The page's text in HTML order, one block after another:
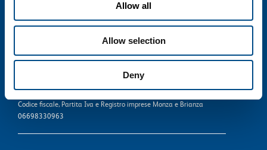
Allow all
Allow selection
Deny
Società del Gruppo SOL
informazioni@biotechsol.com
Cap. soc. i.v. 110.000 euro - Sede Legale Monza R.E.A. 1863823
Codice fiscale, Partita Iva e Registro imprese Monza e Brianza
06698330963